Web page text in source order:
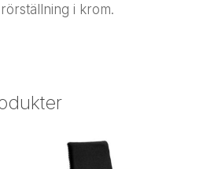
i krom.